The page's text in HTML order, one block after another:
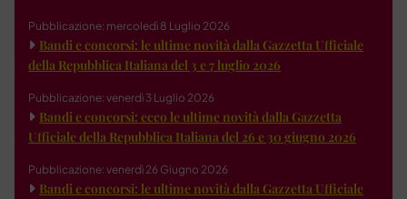
Pubblicazione: mercoledì 8 Luglio 2026
Bandi e concorsi: le ultime novità dalla Gazzetta Ufficiale
della Repubblica Italiana del 3 e 7 luglio 2026
Pubblicazione: venerdì 3 Luglio 2026
Bandi e concorsi: ecco le ultime novità dalla Gazzetta
Ufficiale della Repubblica Italiana del 26 e 30 giugno 2026
Pubblicazione: venerdì 26 Giugno 2026
Bandi e concorsi: le ultime novità dalla Gazzetta Ufficiale